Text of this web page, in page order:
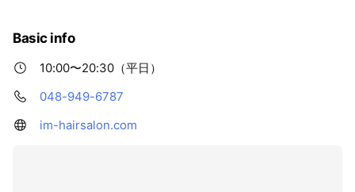
Basic info
10:00〜20:30（平日）
048-949-6787
im-hairsalon.com